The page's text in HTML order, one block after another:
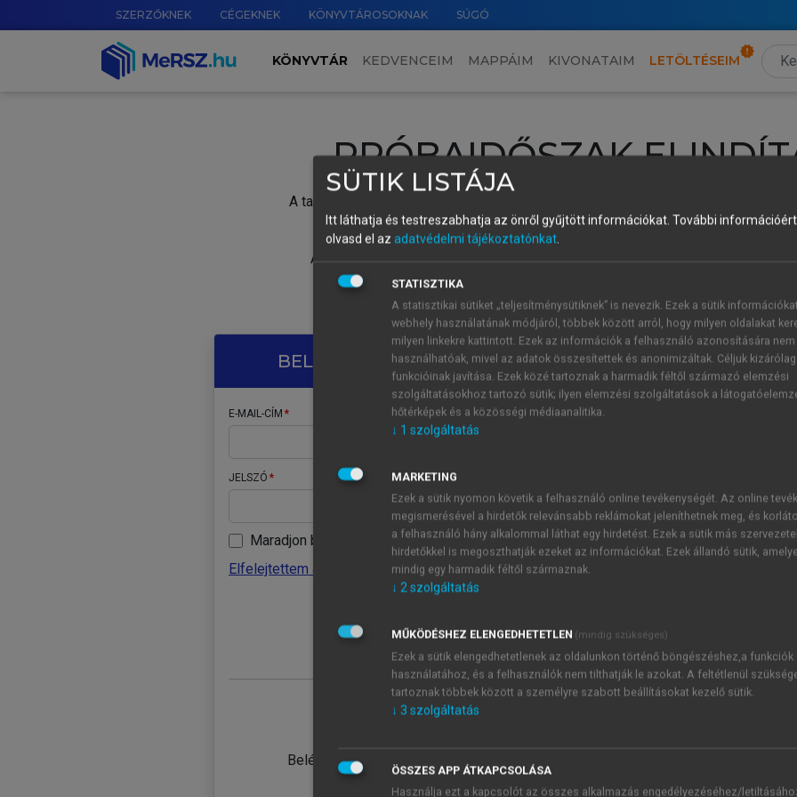
SZERZŐKNEK CÉGEKNEK KÖNYVTÁROSOKNAK SÚGÓ
KÖNYVTÁR KEDVENCEIM MAPPÁIM KIVONATAIM LETÖLTÉSEIM
PRÓBAIDŐSZAK
A tartalom megtekintéséhez lépj be a saját fiókoddal, iskolai azonosítóddal vagy
Új felhasználóként1 óra díjmentes hozzáférésrevagy
A próbaidőszak elindításához,
vagy hozz
A regisztráció után a
BELÉPÉS SAJÁT FIÓKKAL
E-MAIL-CÍM
JELSZÓ
Maradjon belépve
Elfelejtettem a jelszavamat
Belépés intézményi azonosítóval
ÚJ FIÓK
1 óra
JELSZÓ
Kérek értesítést a MeRSZ
Kérek értesítést az
SÜTIK LISTÁJA
Itt láthatja és testreszabhatja az önről gyűjtött információkat. További
olvasd el az adatvédelmi tájékoztatónkat.
STATISZTIKA
A statisztikai sütiket „teljesítménysütiknek” is nevezik. Ezek a sütik
webhely használatának módjáról, többek között arról, hogy milyen oldalakat
milyen linkekre kattintott. Ezek az információk a felhasználó azonosítására nem
használhatóak, mivel az adatok összesítettek és anonimizáltak. Céljuk
funkcióinak javítása. Ezek közé tartoznak a harmadik féltől származó elemzési
szolgáltatásokhoz tartozó sütik; ilyen elemzési szolgáltatások a
hőtérképek és a közösségi médiaanalitika.
↓ 1 szolgáltatás
MARKETING
Ezek a sütik nyomon követik a felhasználó online tevékenységét. Az online
megismerésével a hirdetők relevánsabb reklámokat jeleníthetnek meg, és
a felhasználó hány alkalommal láthat egy hirdetést. Ezek a sütik más
hirdetőkkel is megoszthatják ezeket az információkat. Ezek állandó sütik,
mindig egy harmadik féltől származnak.
↓ 2szolgáltatás
MŰKÖDÉSHEZ ELENGEDHETETLEN (mindig szükséges)
Ezek a sütik elengedhetetlenek az oldalunkon történő böngészéshez,a funkciók
használatához, és a felhasználók nem tilthatják le azokat. A feltétlenül
tartoznak többek között a személyre szabott beállításokat kezelő sütik.
↓ 3 szolgáltatás
ÖSSZES APP ÁTKAPCSOLÁSA
Használja ezt a kapcsolót az összes alkalmazás engedélyezéséhez/